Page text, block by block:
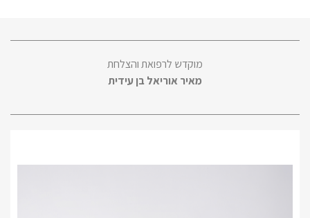
מוקדש לרפואת והצלחת
מאיר אוריאל בן עידית